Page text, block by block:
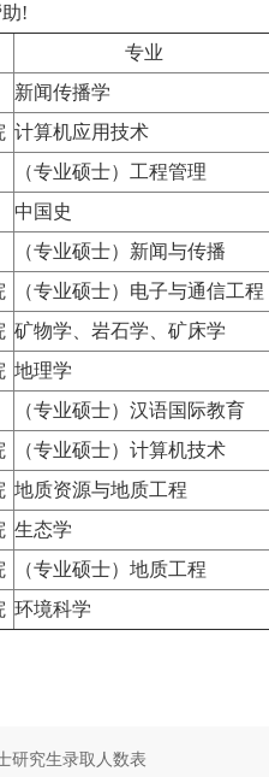
!
专业
新闻传播学
计算机应用技术
（专业硕士）工程管理
中国史
（专业硕士）新闻与传播
（专业硕士）电子与通信工程
矿物学、岩石学、矿床学
地理学
（专业硕士）汉语国际教育
（专业硕士）计算机技术
地质资源与地质工程
生态学
（专业硕士）地质工程
环境科学
研究生录取人数表